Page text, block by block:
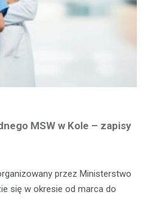
MSW w Kole – zapisy
przez Ministerstwo
się w okresie od marca do